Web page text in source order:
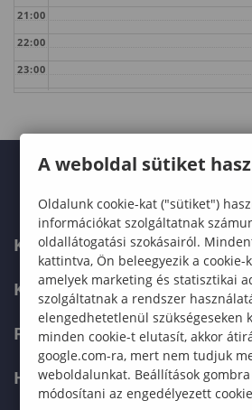
21:00
22:00
23:00
KARUNK
KÉPZÉSEK
FELVÉTELIZŐKNEK
HALLGATÓKNAK
A weboldal sütiket
Oldalunk cookie-kat ("sütiket")
információkat szolgáltatnak
oldallátogatási szokásairól.
kattintva, Ön beleegyezik a cookie-
amelyek marketing és statisztikai
szolgáltatnak a rendszer
elengedhetetlenül szükségeseken
minden cookie-t elutasít, akkor
google.com-ra, mert nem tudjuk
weboldalunkat. Beállítások
módosítani az engedélyezett